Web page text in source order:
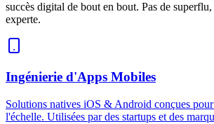
succès digital de bout en bout. Pas de
experte.
Ingénierie d'Apps Mobiles
Solutions natives iOS & Android conçues
l'échelle. Utilisées par des startups et des